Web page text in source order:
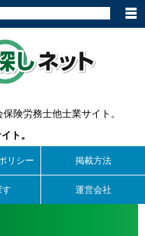
険労務士他士業サイト。
ト。
リシー 掲載方法
運営会社